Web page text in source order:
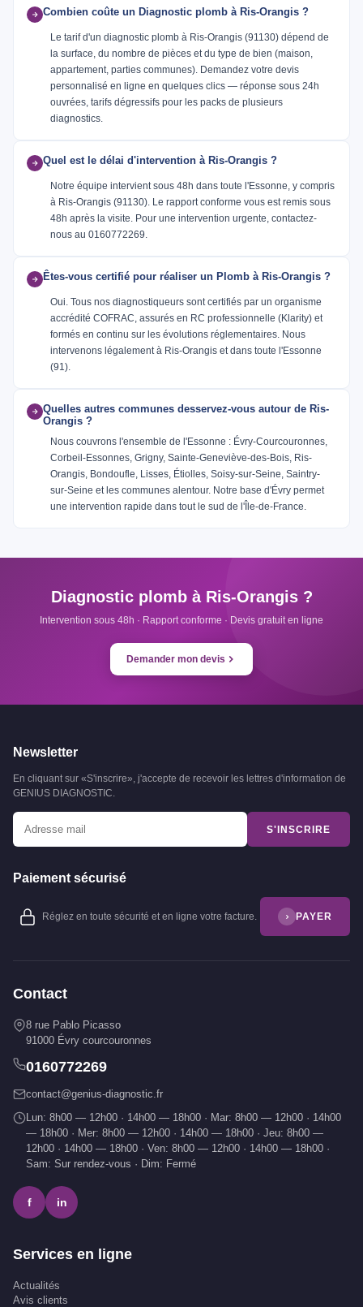
Combien coûte un Diagnostic plomb à Ris-Orangis ?
Le tarif d'un diagnostic plomb à Ris-Orangis (91130) dépend de
la surface, du nombre de pièces et du type de bien (maison,
appartement, parties communes). Demandez votre devis
personnalisé en ligne en quelques clics — réponse sous 24h
ouvrées, tarifs dégressifs pour les packs de plusieurs
diagnostics.
Quel est le délai d'intervention à Ris-Orangis ?
Notre équipe intervient sous 48h dans toute l'Essonne, y compris
à Ris-Orangis (91130). Le rapport conforme vous est remis sous
48h après la visite. Pour une intervention urgente, contactez-
nous au 0160772269.
Êtes-vous certifié pour réaliser un Plomb à Ris-Orangis ?
Oui. Tous nos diagnostiqueurs sont certifiés par un organisme
accrédité COFRAC, assurés en RC professionnelle (Klarity) et
formés en continu sur les évolutions réglementaires. Nous
intervenons légalement à Ris-Orangis et dans toute l'Essonne
(91).
Quelles autres communes desservez-vous autour de Ris-
Orangis ?
Nous couvrons l'ensemble de l'Essonne : Évry-Courcouronnes,
Corbeil-Essonnes, Grigny, Sainte-Geneviève-des-Bois, Ris-
Orangis, Bondoufle, Lisses, Étiolles, Soisy-sur-Seine, Saintry-
sur-Seine et les communes alentour. Notre base d'Évry permet
une intervention rapide dans tout le sud de l'Île-de-France.
Diagnostic plomb à Ris-Orangis ?
Intervention sous 48h · Rapport conforme · Devis gratuit en ligne
Demander mon devis
Newsletter
En cliquant sur «S'inscrire», j'accepte de recevoir les lettres d'information de
GENIUS DIAGNOSTIC.
S'INSCRIRE
Paiement sécurisé
Réglez en toute sécurité et en ligne votre facture. PAYER
Contact
8 rue Pablo Picasso
91000 Évry courcouronnes
0160772269
contact@genius-diagnostic.fr
Lun: 8h00 — 12h00 · 14h00 — 18h00 · Mar: 8h00 — 12h00 · 14h00
— 18h00 · Mer: 8h00 — 12h00 · 14h00 — 18h00 · Jeu: 8h00 —
12h00 · 14h00 — 18h00 · Ven: 8h00 — 12h00 · 14h00 — 18h00 ·
Sam: Sur rendez-vous · Dim: Fermé
f in
Services en ligne
Actualités
Avis clients